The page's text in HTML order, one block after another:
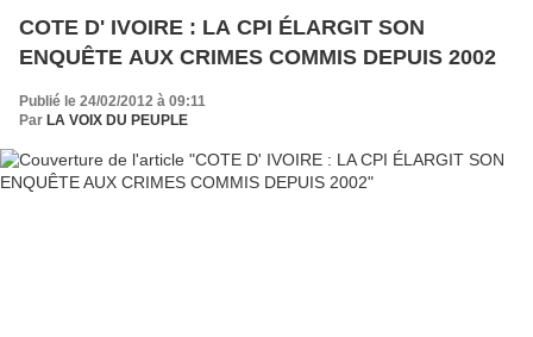
COTE D' IVOIRE : LA CPI ÉLARGIT SON
ENQUÊTE AUX CRIMES COMMIS DEPUIS 2002
Publié le 24/02/2012 à 09:11
Par LA VOIX DU PEUPLE